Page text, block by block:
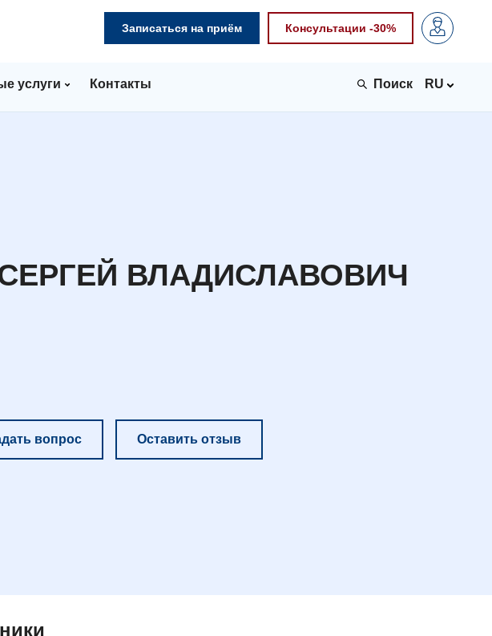
Записаться на приём Консультации -30%
услуги Контакты RU
ВЛАДИСЛАВОВИЧ
вопрос Оставить отзыв